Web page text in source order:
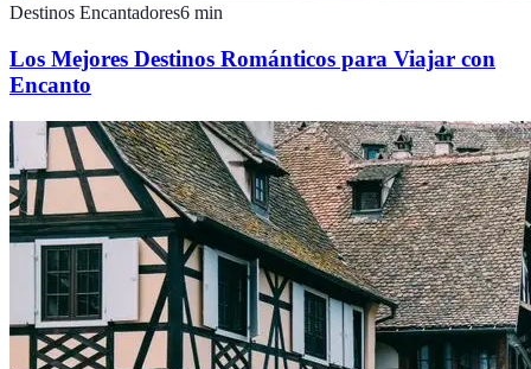
Destinos Encantadores6 min
Los Mejores Destinos Románticos para Viajar con
Encanto